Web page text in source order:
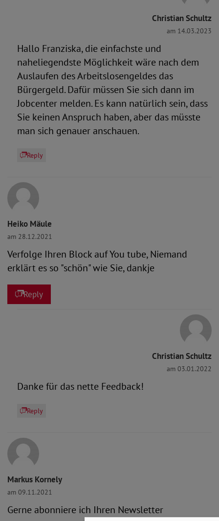
Christian Schultz
am 14.03.2023
Hallo Franziska, die einfachste und
naheliegendste Möglichkeit wäre nach dem
Auslaufen des Arbeitslosengeldes das
Bürgergeld. Dafür müssen Sie sich dann im
Jobcenter melden. Es kann natürlich sein, dass
Sie keinen Anspruch haben, aber das müsste
man sich genauer anschauen.
Reply
Heiko Mäule
am 28.12.2021
Verfolge Ihren Block auf You tube, Niemand
erklärt es so "schön" wie Sie, dankje
Reply
Christian Schultz
am 03.01.2022
Danke für das nette Feedback!
Reply
Markus Kornely
am 09.11.2021
Gerne abonniere ich Ihren Newsletter